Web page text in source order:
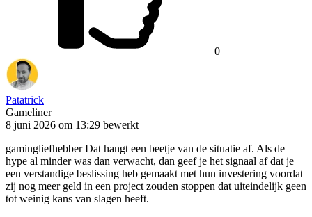
0
Patatrick
Gameliner
8 juni 2026 om 13:29 bewerkt
gamingliefhebber Dat hangt een beetje van de situatie af. Als de
hype al minder was dan verwacht, dan geef je het signaal af dat je
een verstandige beslissing heb gemaakt met hun investering voordat
zij nog meer geld in een project zouden stoppen dat uiteindelijk geen
tot weinig kans van slagen heeft.